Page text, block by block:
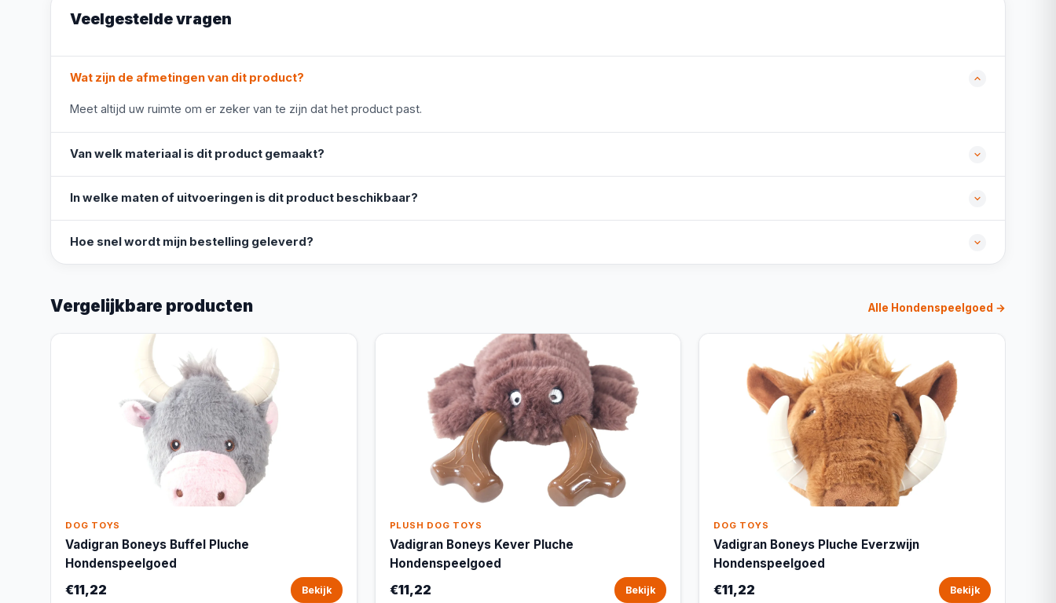
Veelgestelde vragen
Wat zijn de afmetingen van dit product?
Meet altijd uw ruimte om er zeker van te zijn dat het product past.
Van welk materiaal is dit product gemaakt?
In welke maten of uitvoeringen is dit product beschikbaar?
Hoe snel wordt mijn bestelling geleverd?
Vergelijkbare producten Alle Hondenspeelgoed →
DOG TOYS
Vadigran Boneys Buffel Pluche
Hondenspeelgoed
€11,22 Bekijk
PLUSH DOG TOYS
Vadigran Boneys Kever Pluche
Hondenspeelgoed
€11,22 Bekijk
DOG TOYS
Vadigran Boneys Pluche Everzwijn
Hondenspeelgoed
€11,22 Bekijk